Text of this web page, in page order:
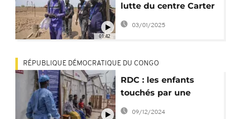
01:42
lutte du centre Carter
contre le ver de
Guinée
03/01/2025
RÉPUBLIQUE DÉMOCRATIQUE DU CONGO
RDC : les enfants
touchés par une
"maladie mystérieuse"
09/12/2024